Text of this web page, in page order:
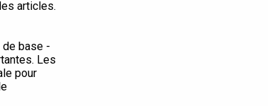
articles.
base -
Les
pour